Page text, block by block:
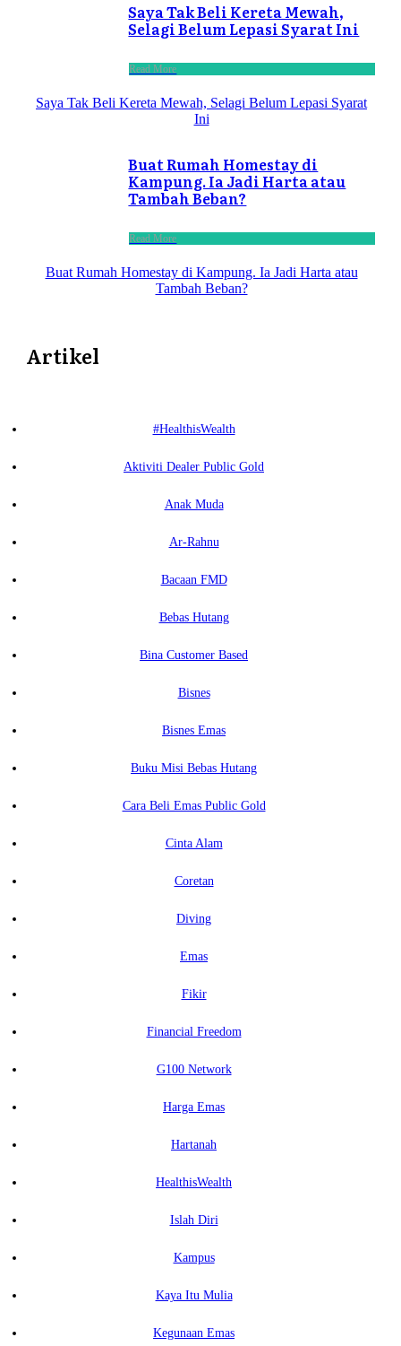
Saya Tak Beli Kereta Mewah,
Selagi Belum Lepasi Syarat Ini
Read More
Saya Tak Beli Kereta Mewah, Selagi Belum Lepasi Syarat
Ini
Buat Rumah Homestay di
Kampung. Ia Jadi Harta atau
Tambah Beban?
Read More
Buat Rumah Homestay di Kampung. Ia Jadi Harta atau
Tambah Beban?
Artikel
#HealthisWealth
Aktiviti Dealer Public Gold
Anak Muda
Ar-Rahnu
Bacaan FMD
Bebas Hutang
Bina Customer Based
Bisnes
Bisnes Emas
Buku Misi Bebas Hutang
Cara Beli Emas Public Gold
Cinta Alam
Coretan
Diving
Emas
Fikir
Financial Freedom
G100 Network
Harga Emas
Hartanah
HealthisWealth
Islah Diri
Kampus
Kaya Itu Mulia
Kegunaan Emas